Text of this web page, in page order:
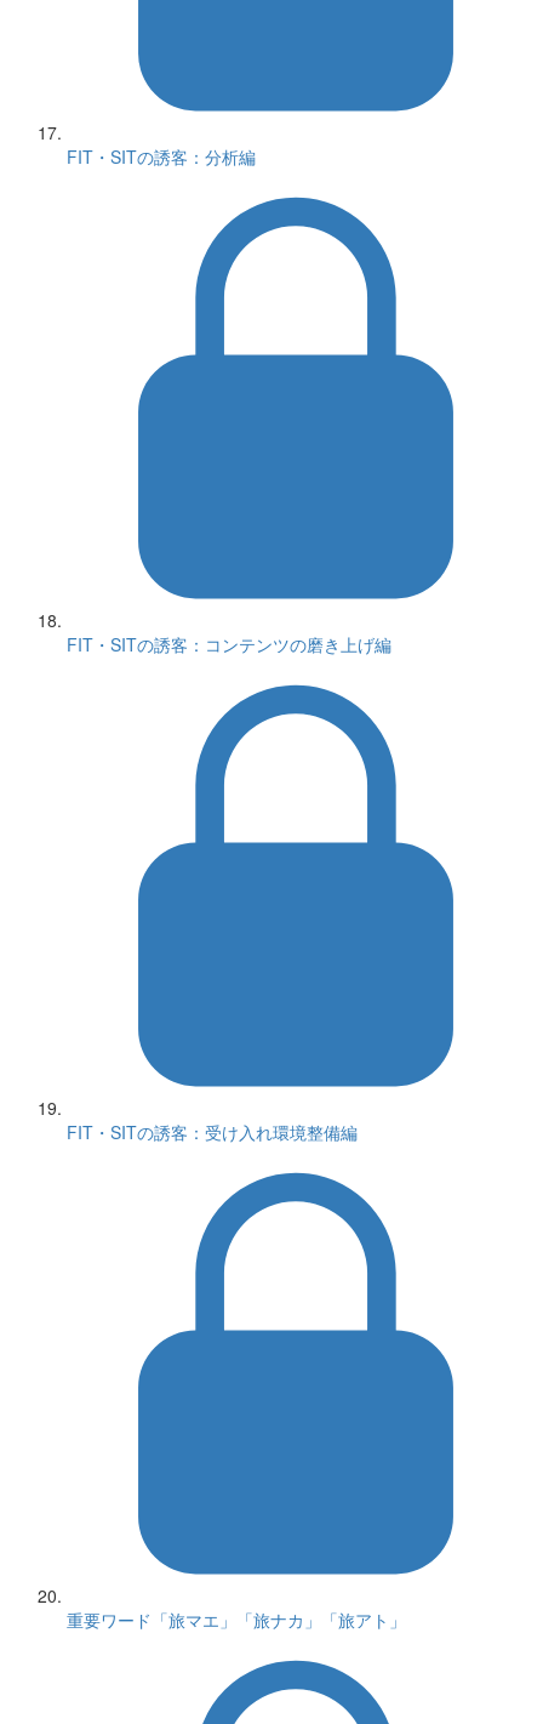
FIT・SITの誘客：分析編
FIT・SITの誘客：コンテンツの磨き上げ編
FIT・SITの誘客：受け入れ環境整備編
重要ワード「旅マエ」「旅ナカ」「旅アト」